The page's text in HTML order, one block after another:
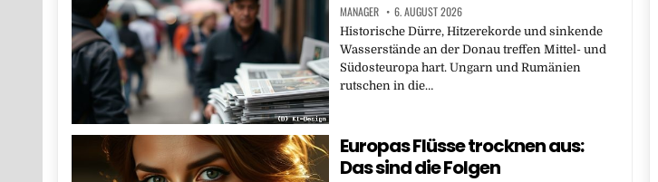
MANAGER 6. AUGUST 2026
Historische Dürre, Hitzerekorde und sinkende
Wasserstände an der Donau treffen Mittel- und
Südosteuropa hart. Ungarn und Rumänien
rutschen in die…
Europas Flüsse trocknen aus:
Das sind die Folgen